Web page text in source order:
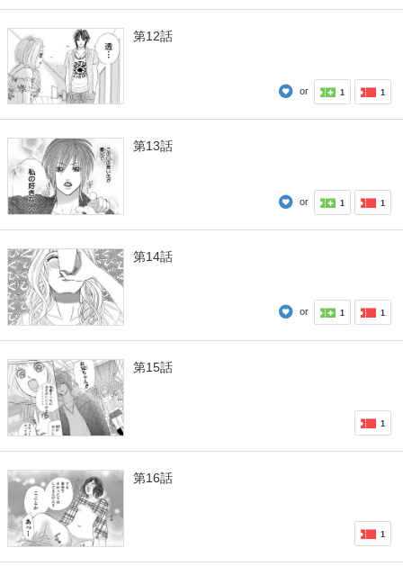
第12話
or 1 1
第13話
or 1 1
第14話
or 1 1
第15話
1
第16話
1